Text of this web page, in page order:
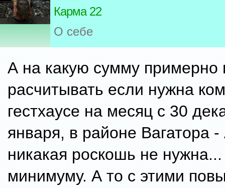
Карма 22
О себе
А на какую сумму примерно
расчитывать если нужна
гестхаусе на месяц с 30
января, в районе Вагатора
никакая роскошь не нужна...
минимуму. А то с этими